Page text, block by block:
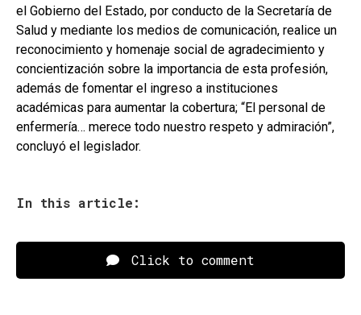
el Gobierno del Estado, por conducto de la Secretaría de
Salud y mediante los medios de comunicación, realice un
reconocimiento y homenaje social de agradecimiento y
concientización sobre la importancia de esta profesión,
además de fomentar el ingreso a instituciones
académicas para aumentar la cobertura; “El personal de
enfermería… merece todo nuestro respeto y admiración”,
concluyó el legislador.
In this article:
Click to comment